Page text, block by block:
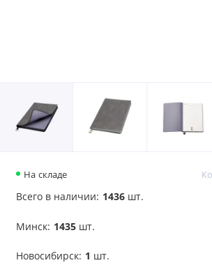
На складе
Всего в наличии: 1436шт.
Минск: 1435шт.
Новосибирск: 1 шт.